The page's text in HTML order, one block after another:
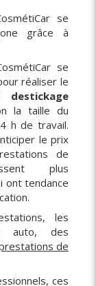
se
grâce à
se
réaliser le
destickage
la taille du
h de travail.
le prix
de
plus
ont tendance
les
auto, des
de
ces